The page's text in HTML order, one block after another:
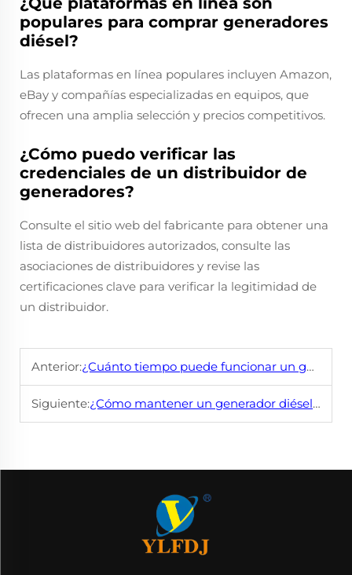
populares para comprar generadores
diésel?
Las plataformas en línea populares incluyen Amazon,
eBay y compañías especializadas en equipos, que
ofrecen una amplia selección y precios competitivos.
¿Cómo puedo verificar las
credenciales de un distribuidor de
generadores?
Consulte el sitio web del fabricante para obtener una
lista de distribuidores autorizados, consulte las
asociaciones de distribuidores y revise las
certificaciones clave para verificar la legitimidad de
un distribuidor.
Anterior:¿Cuánto tiempo puede funcionar un generador diésel eléctrico continuamente?
Siguiente:¿Cómo mantener un generador diésel eléctrico?